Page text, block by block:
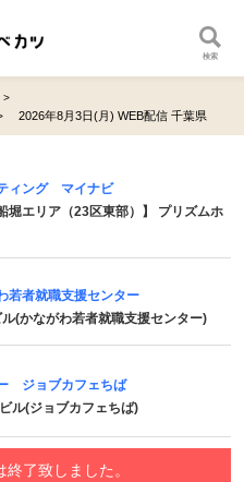
検索
2026年8月3日(月) WEB配信 千葉県
ィング マイナビ
堀エリア（23区東部）】 プリズムホ
者就職支援センター
ル(かながわ若者就職支援センター)
ジョブカフェちば
ル(ジョブカフェちば)
了致しました。